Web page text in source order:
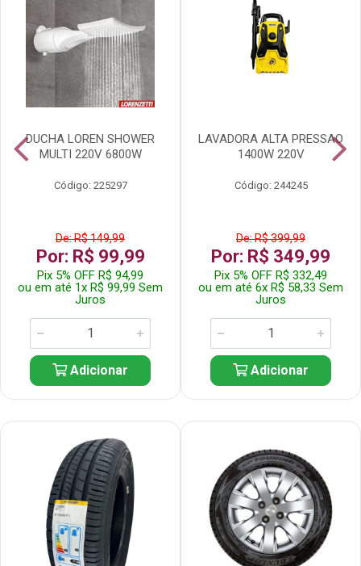
DUCHA LOREN SHOWER
MULTI 220V 6800W
Código: 225297
De: R$ 149,99
Por: R$ 99,99
Pix 5% OFF R$ 94,99
ou em até 1x R$ 99,99 Sem
Juros
Adicionar
LAVADORA ALTA PRESSAO
1400W 220V
Código: 244245
De: R$ 399,99
Por: R$ 349,99
Pix 5% OFF R$ 332,49
ou em até 6x R$ 58,33 Sem
Juros
Adicionar